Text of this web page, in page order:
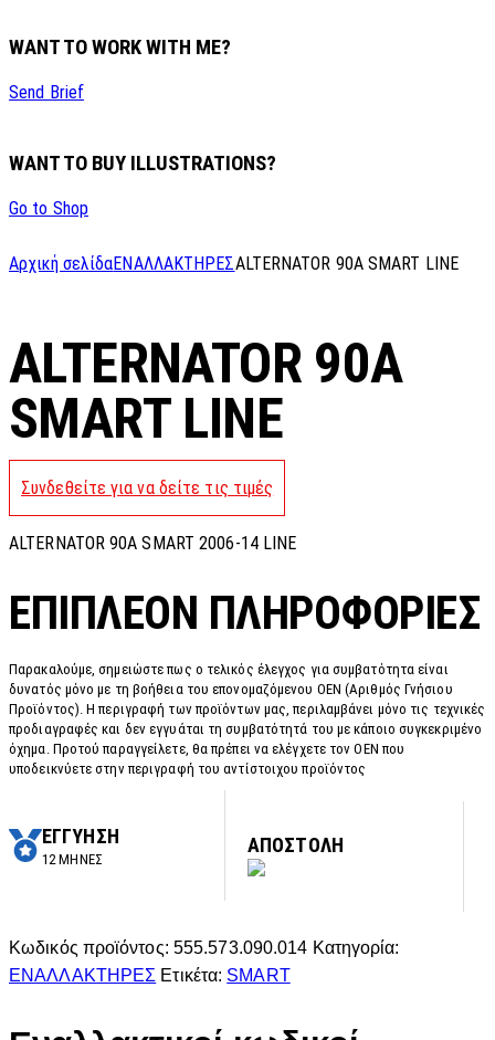
WANT TO WORK WITH ME?
Send Brief
WANT TO BUY ILLUSTRATIONS?
Go to Shop
Αρχική σελίδαΕΝΑΛΛΑΚΤΗΡΕΣALTERNATOR 90A SMART LINE
ALTERNATOR 90A
SMART LINE
Συνδεθείτε για να δείτε τις τιμές
ALTERNATOR 90A SMART 2006-14 LINE
ΕΠΙΠΛΈΟΝ ΠΛΗΡΟΦΟΡΊΕΣ
Παρακαλούμε, σημειώστε πως ο τελικός έλεγχος για συμβατότητα είναι
δυνατός μόνο με τη βοήθεια του επονομαζόμενου OEN (Αριθμός Γνήσιου
Προϊόντος). Η περιγραφή των προϊόντων μας, περιλαμβάνει μόνο τις τεχνικές
προδιαγραφές και δεν εγγυάται τη συμβατότητά του με κάποιο συγκεκριμένο
όχημα. Προτού παραγγείλετε, θα πρέπει να ελέγχετε τον OEN που
υποδεικνύετε στην περιγραφή του αντίστοιχου προϊόντος
ΕΓΓΥΗΣΗ
12 ΜΗΝΕΣ
ΑΠΟΣΤΟΛΗ
Κωδικός προϊόντος: 555.573.090.014 Κατηγορία:
ΕΝΑΛΛΑΚΤΗΡΕΣ Ετικέτα: SMART